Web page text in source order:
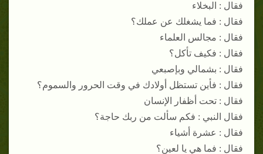
فقال : البخلاء
فقال : فما يشغلك عن عملك؟
فقال : مجالس العلماء
فقال : فكيف تأكل؟
فقال : بشمالي وبإصبعي
فقال : فأين تستظل أولادك في وقت الحرور والسموم؟
فقال : تحت أظفار الإنسان
فقال النبي : فكم سألت من ربك حاجة؟
فقال : عشرة أشياء
فقال : فما هي يا لعين؟